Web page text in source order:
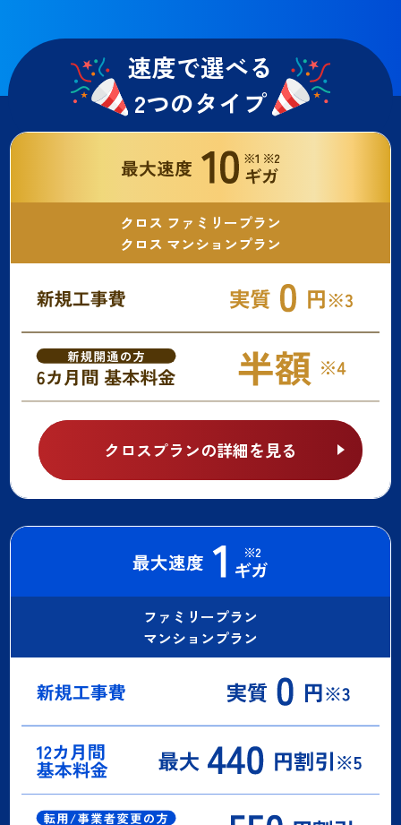
速度で選べる
2つのタイプ
クロス ファミリープラン
クロス マンションプラン
クロスプランの詳細を見る
ファミリープラン
マンションプラン